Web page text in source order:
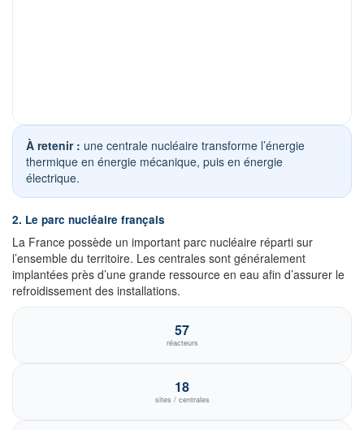
À retenir : une centrale nucléaire transforme l’énergie
thermique en énergie mécanique, puis en énergie
électrique.
2. Le parc nucléaire français
La France possède un important parc nucléaire réparti sur
l’ensemble du territoire. Les centrales sont généralement
implantées près d’une grande ressource en eau afin d’assurer le
refroidissement des installations.
57
réacteurs
18
sites / centrales